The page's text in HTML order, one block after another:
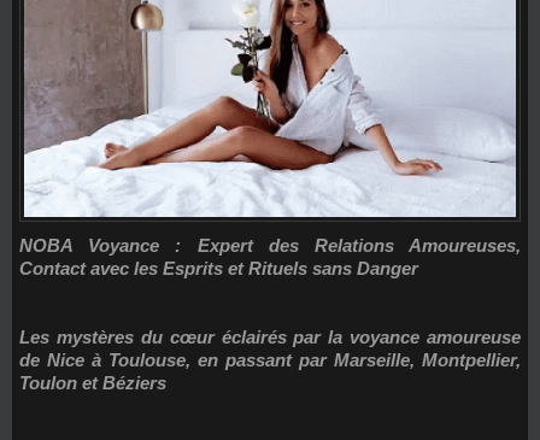
NOBA Voyance : Expert des Relations Amoureuses,
Contact avec les Esprits et Rituels sans Danger
Les mystères du cœur éclairés par la voyance amoureuse
de Nice à Toulouse, en passant par Marseille, Montpellier,
Toulon et Béziers